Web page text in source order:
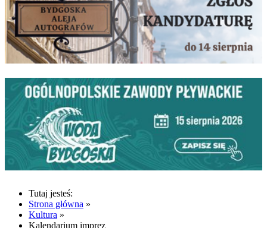
Tutaj jesteś:
Strona główna »
Kultura »
Kalendarium imprez